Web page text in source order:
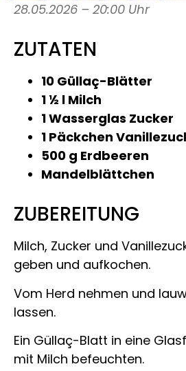
28.05.2026 – 20:00 Uhr
ZUTATEN
10 Güllaç-Blätter
1 ½ l Milch
1 Wasserglas Zucker
1 Päckchen
500 g Erdbeeren
Mandelblättchen
ZUBEREITUNG
Milch, Zucker und
geben und aufkochen.
Vom Herd nehmen und
lassen.
Ein Güllaç-Blatt in eine
mit Milch befeuchten.